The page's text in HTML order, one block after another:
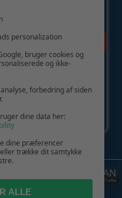
personalization
bruger cookies og
og ikke-
forbedring af siden
dine data her:
dine præferencer
trække dit samtykke
ALLE